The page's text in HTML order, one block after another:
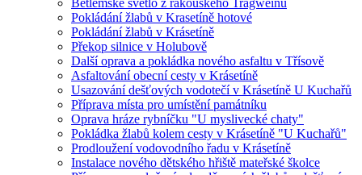
Betlémské světlo z rakouského Tragweinu
Pokládání žlabů v Krasetíně hotové
Pokládání žlabů v Krásetíně
Překop silnice v Holubově
Další oprava a pokládka nového asfaltu v Třísově
Asfaltování obecní cesty v Krásetíně
Usazování dešťových vodotečí v Krásetíně U Kuchařů
Příprava místa pro umístění památníku
Oprava hráze rybníčku "U myslivecké chaty"
Pokládka žlabů kolem cesty v Krásetíně "U Kuchařů"
Prodloužení vodovodního řadu v Krásetíně
Instalace nového dětského hřiště mateřské školce